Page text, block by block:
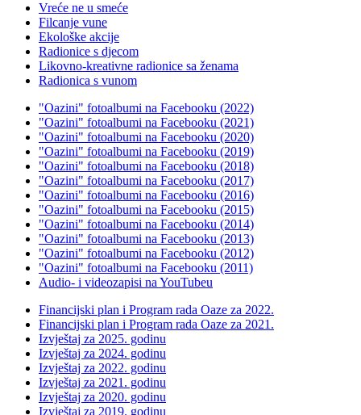
Vreće ne u smeće
Filcanje vune
Ekološke akcije
Radionice s djecom
Likovno-kreativne radionice sa ženama
Radionica s vunom
"Oazini" fotoalbumi na Facebooku (2022)
"Oazini" fotoalbumi na Facebooku (2021)
"Oazini" fotoalbumi na Facebooku (2020)
"Oazini" fotoalbumi na Facebooku (2019)
"Oazini" fotoalbumi na Facebooku (2018)
"Oazini" fotoalbumi na Facebooku (2017)
"Oazini" fotoalbumi na Facebooku (2016)
"Oazini" fotoalbumi na Facebooku (2015)
"Oazini" fotoalbumi na Facebooku (2014)
"Oazini" fotoalbumi na Facebooku (2013)
"Oazini" fotoalbumi na Facebooku (2012)
"Oazini" fotoalbumi na Facebooku (2011)
Audio- i videozapisi na YouTubeu
Financijski plan i Program rada Oaze za 2022.
Financijski plan i Program rada Oaze za 2021.
Izvještaj za 2025. godinu
Izvještaj za 2024. godinu
Izvještaj za 2022. godinu
Izvještaj za 2021. godinu
Izvještaj za 2020. godinu
Izvještaj za 2019. godinu